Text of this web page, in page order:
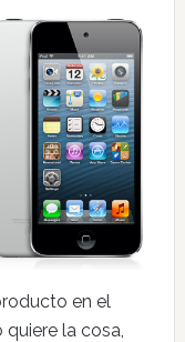
en el
la cosa,